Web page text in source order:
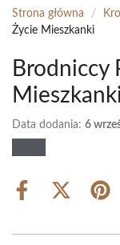
Strona główna /
Życie Mieszkanki
Brodniccy
Mieszkanki
Data dodania: 6
Share
Share
(Twitter)